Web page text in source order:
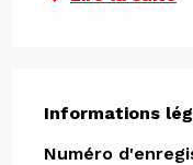
Informations
Informations
Numéro